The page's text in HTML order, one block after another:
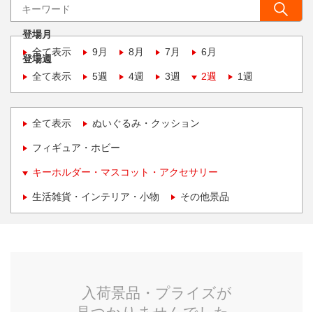
登場月
全て表示
9月 8月 7月 6月
登場週
全て表示
5週 4週 3週 2週 1週
全て表示 ぬいぐるみ・クッション
フィギュア・ホビー
キーホルダー・マスコット・アクセサリー
生活雑貨・インテリア・小物 その他景品